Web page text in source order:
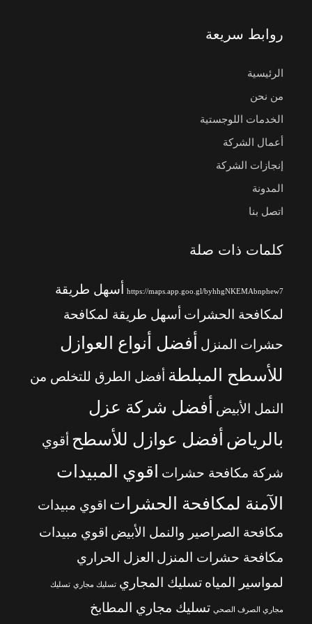
روابط سريعة
الرئيسية
من نحن
الخدمات اللوجستية
أعمال الشركة
إنجازات الشركة
المدونة
اتصل بنا
كلمات ذات صلة
https://maps.app.goo.gl/byhhgNKEMAbnphew7
أسهل طريقة
لمكافحة الحشرات أسهل طريقة لمكافحة
حشرات المنزل
أفضل أنواع العوازل
للأسطح المبلطة أفضل الطرق للتخلص من
النمل الأبيض
أفضل شركة عزل
بالرياض أفضل عوازل للأسطح أقوي
شركة مكافحة حشرات
اقوي المبيدات
الآمنة لمكافحة الحشرات اقوي مبيدات
مكافحة الصراصير والنمل الأبيض اقوي مبيدات
مكافحة حشرات المنزل العزل الحراري
لمواسير المياه تسليك المجاري تسليك مجاري تسليك
مجاري الصرف الصحي تسليك مجاري المطابخ